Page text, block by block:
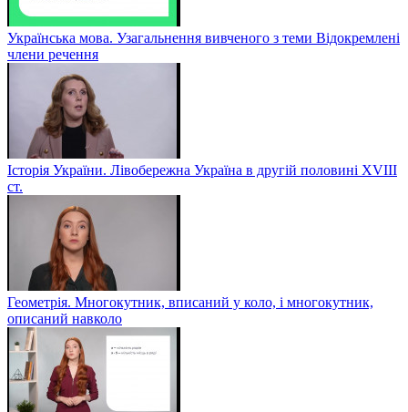
Українська мова. Узагальнення вивченого з теми Відокремлені
члени речення
Історія України. Лівобережна Україна в другій половині ХVIIІ
ст.
Геометрія. Многокутник, вписаний у коло, і многокутник,
описаний навколо